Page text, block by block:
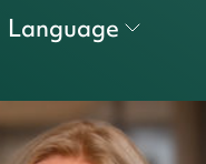
Language